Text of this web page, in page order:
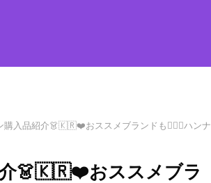
購入品紹介👗🇰🇷❤️おススメブランドも🙋‍♀️✨ハンナ
介👗🇰🇷❤️おススメブラ